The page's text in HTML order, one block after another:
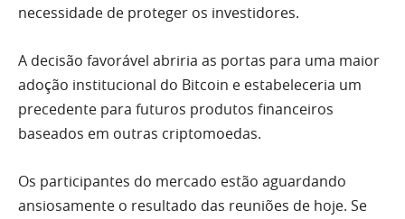
necessidade de proteger os investidores.
A decisão favorável abriria as portas para uma maior
adoção institucional do Bitcoin e estabeleceria um
precedente para futuros produtos financeiros
baseados em outras criptomoedas.
Os participantes do mercado estão aguardando
ansiosamente o resultado das reuniões de hoje. Se